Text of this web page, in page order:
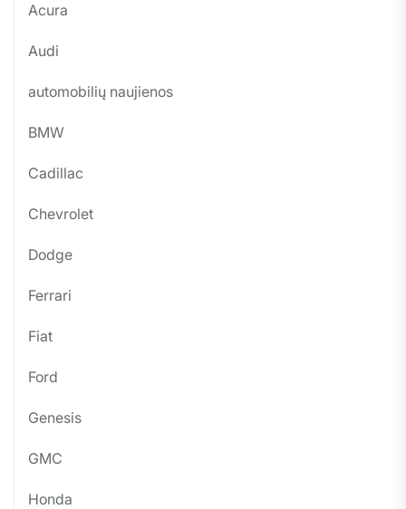
Acura
Audi
automobilių naujienos
BMW
Cadillac
Chevrolet
Dodge
Ferrari
Fiat
Ford
Genesis
GMC
Honda